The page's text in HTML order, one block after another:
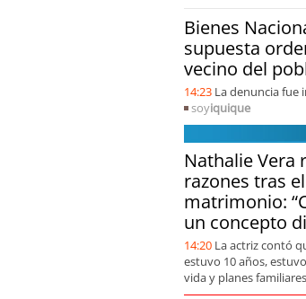
Bienes
supuesta
vecino del
14:23 La denuncia fue
soyiquique
Nathalie Vera
razones tras
matrimonio:
un concepto
14:20 La actriz contó
estuvo 10 años,
vida y planes